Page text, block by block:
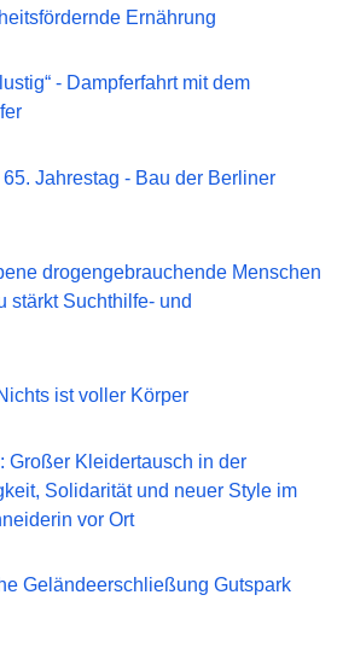
Ernährung
- Dampferfahrt mit dem
Jahrestag - Bau der Berliner
drogengebrauchende Menschen
stärkt Suchthilfe- und
ist voller Körper
Großer Kleidertausch in der
Solidarität und neuer Style im
vor Ort
Geländeerschließung Gutspark